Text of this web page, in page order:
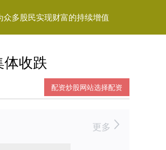
多股民实现财富的持续增值
收跌
配资炒股网站选择配资
更多